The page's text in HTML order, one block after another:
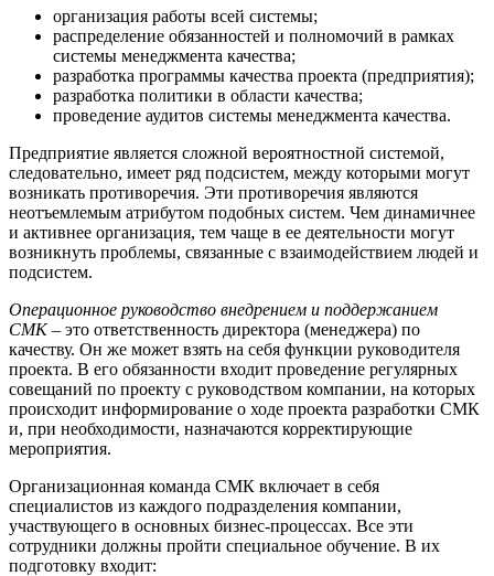
организация работы всей системы;
распределение обязанностей и полномочий в рамках
системы менеджмента качества;
разработка программы качества проекта (предприятия);
разработка политики в области качества;
проведение аудитов системы менеджмента качества.
Предприятие является сложной вероятностной системой,
следовательно, имеет ряд подсистем, между которыми могут
возникать противоречия. Эти противоречия являются
неотъемлемым атрибутом подобных систем. Чем динамичнее
и активнее организация, тем чаще в ее деятельности могут
возникнуть проблемы, связанные с взаимодействием людей и
подсистем.
Операционное руководство внедрением и поддержанием
СМК– это ответственность директора (менеджера) по
качеству. Он же может взять на себя функции руководителя
проекта. В его обязанности входит проведение регулярных
совещаний по проекту с руководством компании, на которых
происходит информирование о ходе проекта разработки СМК
и, при необходимости, назначаются корректирующие
мероприятия.
Организационная команда СМК включает в себя
специалистов из каждого подразделения компании,
участвующего в основных бизнес-процессах. Все эти
сотрудники должны пройти специальное обучение. В их
подготовку входит: